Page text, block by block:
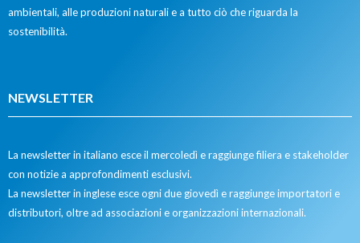
ambientali, alle produzioni naturali e a tutto ciò che riguarda la
sostenibilità.
NEWSLETTER
La newsletter in italiano esce il mercoledì e raggiunge filiera e stakeholder
con notizie a approfondimenti esclusivi.
La newsletter in inglese esce ogni due giovedì e raggiunge importatori e
distributori, oltre ad associazioni e organizzazioni internazionali.